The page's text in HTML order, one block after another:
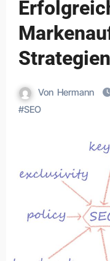
Von Hermann
#SEO